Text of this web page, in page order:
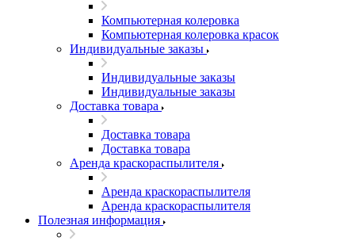
Компьютерная колеровка
Компьютерная колеровка красок
Индивидуальные заказы
Индивидуальные заказы
Индивидуальные заказы
Доставка товара
Доставка товара
Доставка товара
Аренда краскораспылителя
Аренда краскораспылителя
Аренда краскораспылителя
Полезная информация